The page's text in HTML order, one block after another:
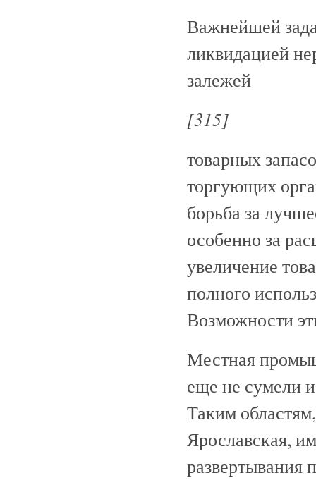
Важнейшей
ликвидацией
залежей
[315]
товарных
торгующих
борьба за
особенно за
увеличение
полного
Возможности
Местная
еще не сумели
Таким
Ярославская,
развертывания